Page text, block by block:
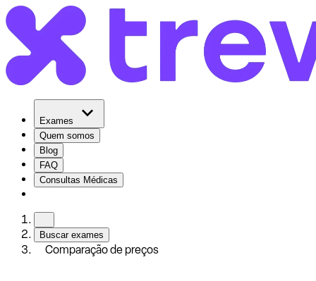
Exames
Quem somos
Blog
FAQ
Consultas Médicas
Buscar exames
Comparação de preços